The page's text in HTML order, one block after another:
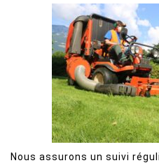
Nous assurons un suivi